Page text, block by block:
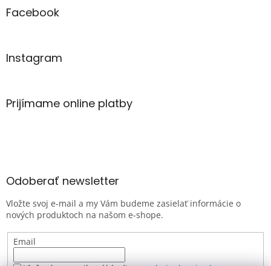
Facebook
Instagram
Prijímame online platby
Odoberať newsletter
Vložte svoj e-mail a my Vám budeme zasielať informácie o
nových produktoch na našom e-shope.
Email